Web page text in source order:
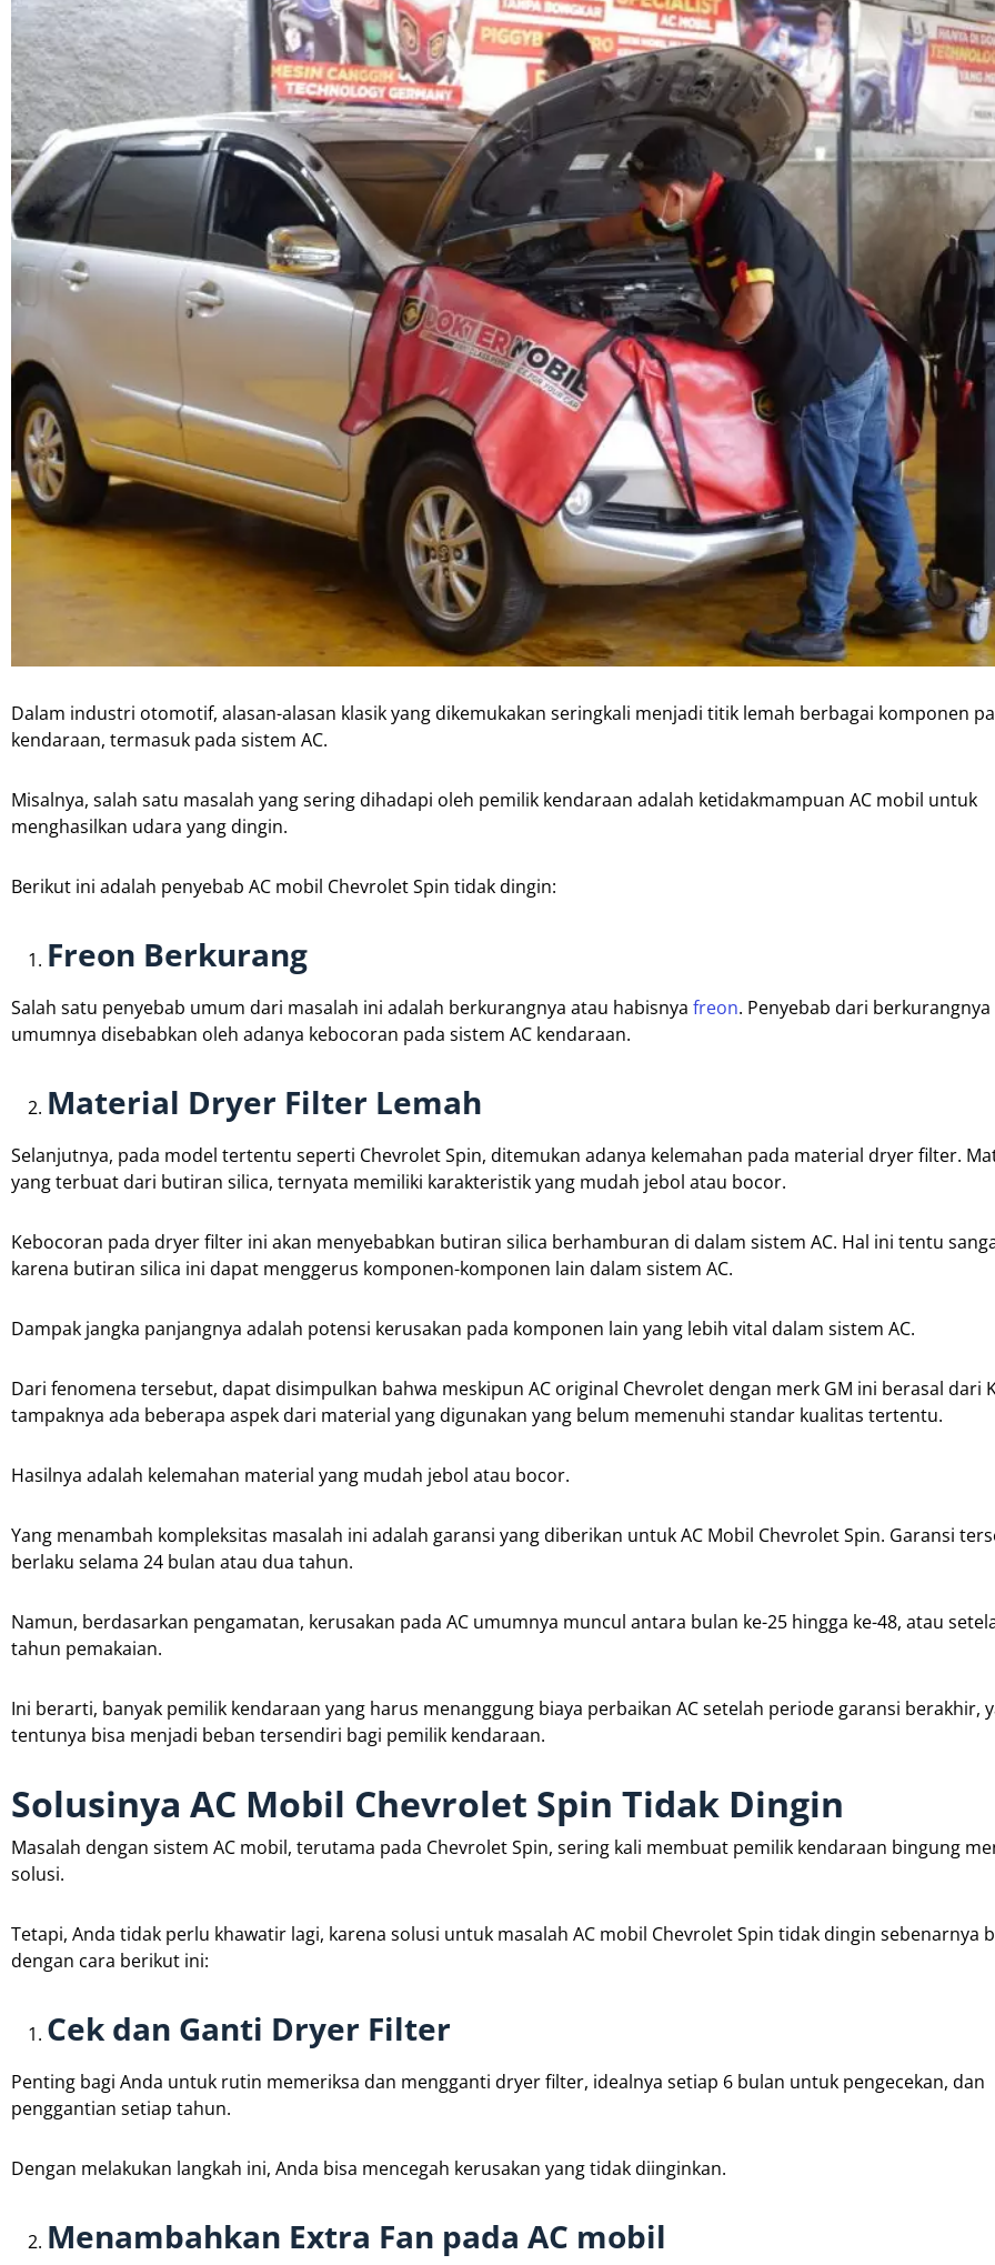
Dalam industri otomotif, alasan-alasan klasik yang dikemukakan seringkali menjadi titik lemah berbagai komponen
kendaraan, termasuk pada sistem AC.
Misalnya, salah satu masalah yang sering dihadapi oleh pemilik kendaraan adalah ketidakmampuan AC mobil untuk
menghasilkan udara yang dingin.
Berikut ini adalah penyebab AC mobil Chevrolet Spin tidak dingin:
Freon Berkurang
Salah satu penyebab umum dari masalah ini adalah berkurangnya atau habisnya freon. Penyebab dari
umumnya disebabkan oleh adanya kebocoran pada sistem AC kendaraan.
Material Dryer Filter Lemah
Selanjutnya, pada model tertentu seperti Chevrolet Spin, ditemukan adanya kelemahan pada material dryer filter.
yang terbuat dari butiran silica, ternyata memiliki karakteristik yang mudah jebol atau bocor.
Kebocoran pada dryer filter ini akan menyebabkan butiran silica berhamburan di dalam sistem AC. Hal ini tentu
karena butiran silica ini dapat menggerus komponen-komponen lain dalam sistem AC.
Dampak jangka panjangnya adalah potensi kerusakan pada komponen lain yang lebih vital dalam sistem AC.
Dari fenomena tersebut, dapat disimpulkan bahwa meskipun AC original Chevrolet dengan merk GM ini berasal dari
tampaknya ada beberapa aspek dari material yang digunakan yang belum memenuhi standar kualitas tertentu.
Hasilnya adalah kelemahan material yang mudah jebol atau bocor.
Yang menambah kompleksitas masalah ini adalah garansi yang diberikan untuk AC Mobil Chevrolet Spin. Garansi
berlaku selama 24 bulan atau dua tahun.
Namun, berdasarkan pengamatan, kerusakan pada AC umumnya muncul antara bulan ke-25 hingga ke-48, atau
tahun pemakaian.
Ini berarti, banyak pemilik kendaraan yang harus menanggung biaya perbaikan AC setelah periode garansi berakhir,
tentunya bisa menjadi beban tersendiri bagi pemilik kendaraan.
Solusinya AC Mobil Chevrolet Spin Tidak Dingin
Masalah dengan sistem AC mobil, terutama pada Chevrolet Spin, sering kali membuat pemilik kendaraan bingung
solusi.
Tetapi, Anda tidak perlu khawatir lagi, karena solusi untuk masalah AC mobil Chevrolet Spin tidak dingin sebenarnya
dengan cara berikut ini:
Cek dan Ganti Dryer Filter
Penting bagi Anda untuk rutin memeriksa dan mengganti dryer filter, idealnya setiap 6 bulan untuk pengecekan, dan
penggantian setiap tahun.
Dengan melakukan langkah ini, Anda bisa mencegah kerusakan yang tidak diinginkan.
Menambahkan Extra Fan pada AC mobil